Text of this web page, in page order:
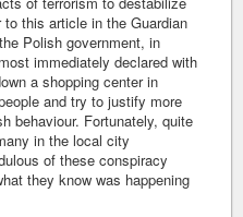
this article in the Guardian
Polish government, in
immediately declared with
a shopping center in
and try to justify more
behaviour. Fortunately, quite
in the local city
of these conspiracy
they know was happening